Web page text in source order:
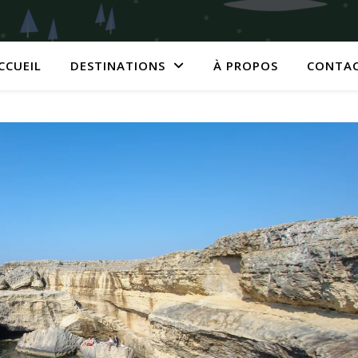
DESTINATIONS À PROPOS